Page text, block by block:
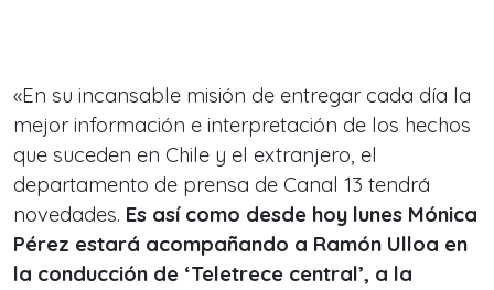
«En su incansable misión de entregar cada día la
mejor información e interpretación de los hechos
que suceden en Chile y el extranjero, el
departamento de prensa de Canal 13 tendrá
novedades. Es así como desde hoy lunes Mónica
Pérez estará acompañando a Ramón Ulloa en
la conducción de ‘Teletrece central’, a la